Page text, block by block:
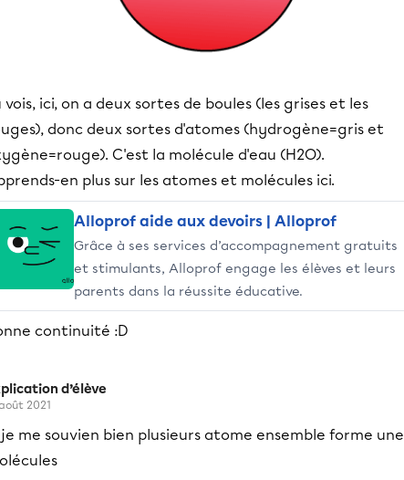
vois, ici, on a deux sortes de boules (les grises et les
donc deux sortes d'atomes (hydrogène=gris et
C'est la molécule d'eau (H2O).
en plus sur les atomes et molécules ici.
Alloprof aide aux devoirs | Alloprof
Grâce à ses services d’accompagnement gratuits
et stimulants, Alloprof engage les élèves et leurs
parents dans la réussite éducative.
continuité :D
d’élève
2021
je me souvien bien plusieurs atome ensemble forme une